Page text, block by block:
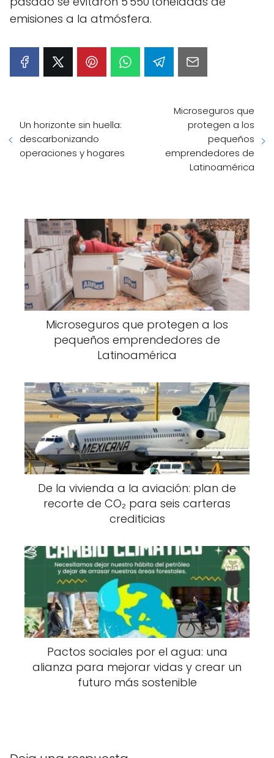
emisiones a la atmósfera.
Un horizonte sin huella:
descarbonizando
operaciones y hogares
Microseguros que
protegen a los
pequeños
emprendedores de
Latinoamérica
Microseguros que protegen a los
pequeños emprendedores de
Latinoamérica
De la vivienda a la aviación: plan de
recorte de CO₂ para seis carteras
crediticias
Pactos sociales por el agua: una
alianza para mejorar vidas y crear un
futuro más sostenible